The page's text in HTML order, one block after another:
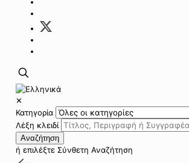
✕
Κατηγορία
Λέξη κλειδί
Αναζήτηση
ή επιλέξτε Σύνθετη Αναζήτηση